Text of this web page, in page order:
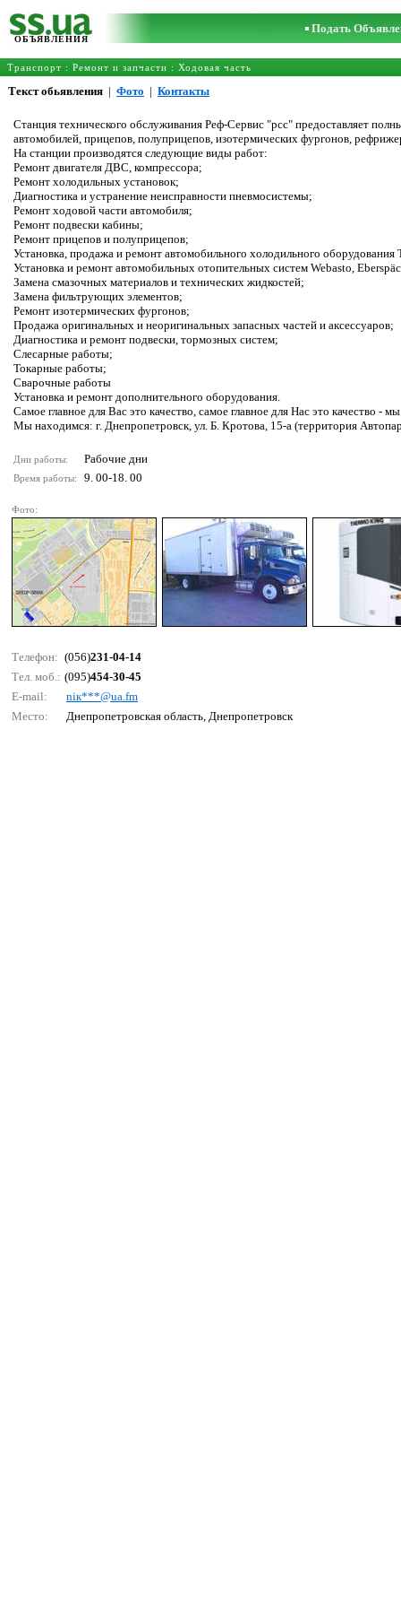
ОБЪЯВЛЕНИЯ
Подать
Транспорт : Ремонт и запчасти : Ходовая часть
Текст обьявления | Фото | Контакты
Станция технического обслуживания Реф-Сервис "рсс" предоставляет
автомобилей, прицепов, полуприцепов, изотермических фургонов,
На станции производятся следующие виды работ:
Ремонт двигателя ДВС, компрессора;
Ремонт холодильных установок;
Диагностика и устранение неисправности пневмосистемы;
Ремонт ходовой части автомобиля;
Ремонт подвески кабины;
Ремонт прицепов и полуприцепов;
Установка, продажа и ремонт автомобильного холодильного
Установка и ремонт автомобильных отопительных систем Webasto,
Замена смазочных материалов и технических жидкостей;
Замена фильтрующих элементов;
Ремонт изотермических фургонов;
Продажа оригинальных и неоригинальных запасных частей и аксессуаров;
Диагностика и ремонт подвески, тормозных систем;
Слесарные работы;
Токарные работы;
Сварочные работы
Установка и ремонт дополнительного оборудования.
Самое главное для Вас это качество, самое главное для Нас это качество -
Мы находимся: г. Днепропетровск, ул. Б. Кротова, 15-а (территория
Дни работы: Рабочие дни
Время работы: 9. 00-18. 00
Фото:
Телефон: (056)231-04-14
Тел. моб.: (095)454-30-45
E-mail:
niк***@uа.fm
Место:
Днепропетровская область, Днепропетровск